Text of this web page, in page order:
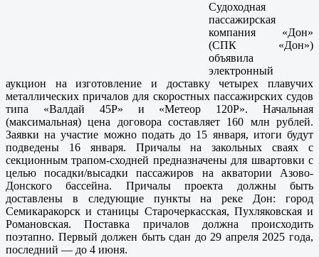
Судоходная
пассажирская
компания «Дон»
(СПК «Дон»)
объявила
электронный
аукцион на изготовление и доставку четырех плавучих
металлических причалов для скоростных пассажирских судов
типа «Валдай 45Р» и «Метеор 120Р». Начальная
(максимальная) цена договора составляет 160 млн рублей.
Заявки на участие можно подать до 15 января, итоги будут
подведены 16 января. Причалы на закольных сваях с
секционным трапом-сходней предназначены для швартовки с
целью посадки/высадки пассажиров на акватории Азово-
Донского бассейна. Причалы проекта должны быть
доставлены в следующие пункты на реке Дон: город
Семикаракорск и станицы Старочеркасская, Пухляковская и
Романовская. Поставка причалов должна происходить
поэтапно. Первый должен быть сдан до 29 апреля 2025 года,
последний — до 4 июня.